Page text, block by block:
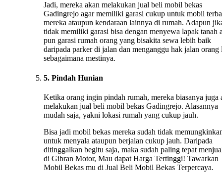
Jadi, mereka akan melakukan jual beli mobil bekas
Gadingrejo agar memiliki garasi cukup untuk mobil
mereka ataupun kendaraan lainnya di rumah. Adapun
tidak memiliki garasi bisa dengan menyewa lapak tanah
pun garasi rumah orang yang bisakita sewa lebih baik
daripada parker di jalan dan menganggu hak jalan orang
sebagaimana mestinya.
5. Pindah Hunian
Ketika orang ingin pindah rumah, mereka biasanya juga
melakukan jual beli mobil bekas Gadingrejo. Alasannya
mudah saja, yakni lokasi rumah yang cukup jauh.
Bisa jadi mobil bekas mereka sudah tidak
untuk menyala ataupun berjalan cukup jauh. Daripada
ditinggalkan begitu saja, maka sudah paling tepat
di Gibran Motor, Mau dapat Harga Tertinggi! Tawarkan
Mobil Bekas mu di Jual Beli Mobil Bekas Terpercaya.